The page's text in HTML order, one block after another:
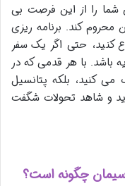
شما را از این فرصت بی
محروم کند. برنامه ریزی
کنید، حتی اگر یک سفر
باشد. با هر قدمی که در
می کنید، بلکه پتانسیل
و شاهد تحولات شگفت
چگونه است؟